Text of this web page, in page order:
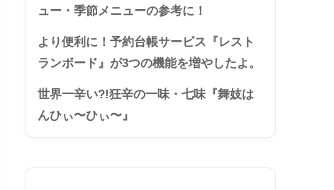
ュー・季節メニューの参考に！
より便利に！予約台帳サービス『レスト
ランボード』が3つの機能を増やしたよ。
世界一辛い?!狂辛の一味・七味『舞妓は
んひぃ〜ひぃ〜』